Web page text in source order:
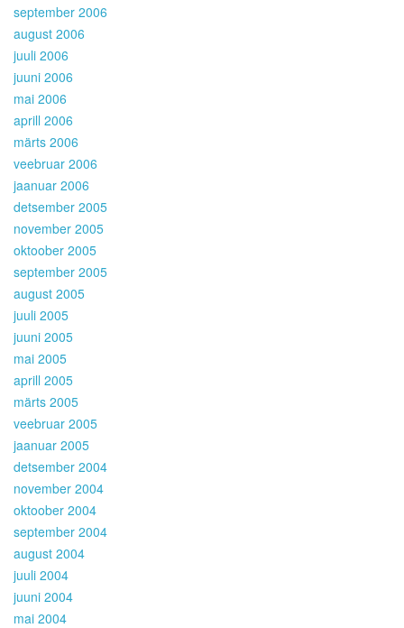
september 2006
august 2006
juuli 2006
juuni 2006
mai 2006
aprill 2006
märts 2006
veebruar 2006
jaanuar 2006
detsember 2005
november 2005
oktoober 2005
september 2005
august 2005
juuli 2005
juuni 2005
mai 2005
aprill 2005
märts 2005
veebruar 2005
jaanuar 2005
detsember 2004
november 2004
oktoober 2004
september 2004
august 2004
juuli 2004
juuni 2004
mai 2004